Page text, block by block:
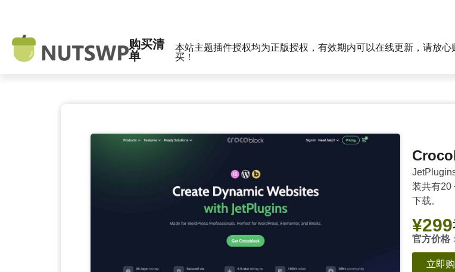
购买清
单
本站主题插件授权均为正版授权，有效期内可以在线更新，请放心
买！
装共有20
下载。
¥299
官方价格
立即